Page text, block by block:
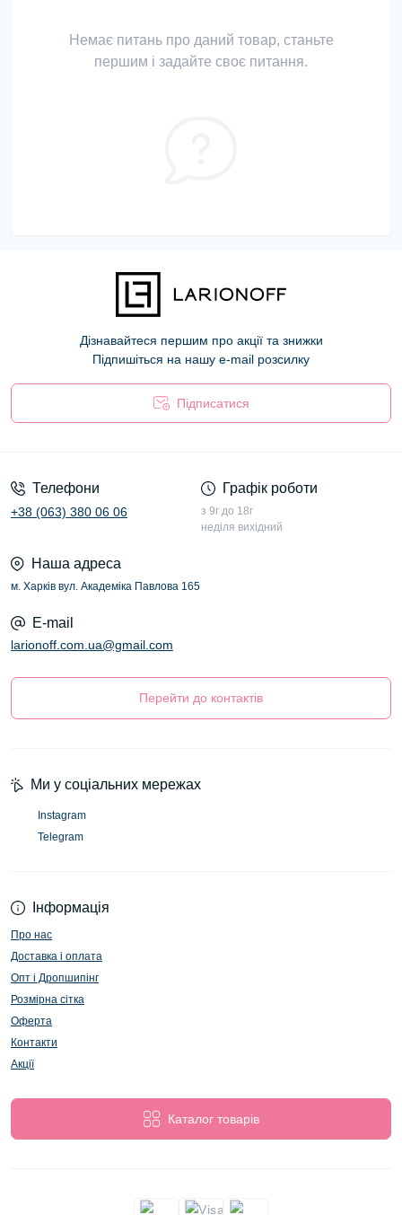
Немає питань про даний товар, станьте
першим і задайте своє питання.
Дізнавайтеся першим про акції та знижки
Підпишіться на нашу e-mail розсилку
Підписатися
Телефони
+38 (063) 380 06 06
Графік роботи
з 9г до 18г
неділя вихідний
Наша адреса
м. Харків вул. Академіка Павлова 165
E-mail
larionoff.com.ua@gmail.com
Перейти до контактів
Інформація
Про нас
Доставка і оплата
Опт і Дропшипінг
Розмірна сітка
Оферта
Контакти
Акції
Каталог товарів
Ми у соціальних мережах
Instagram
Telegram